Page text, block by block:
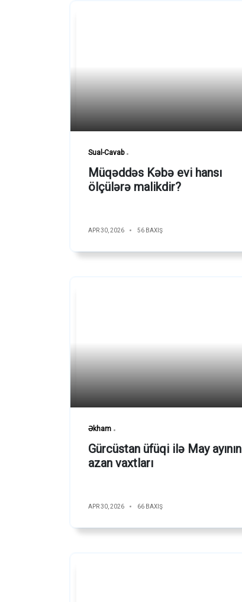
Sual-Cavab
Müqəddəs Kəbə evi hansı
ölçülərə malikdir?
APR 30, 2026 56 BAXIŞ
Əkham
Gürcüstan üfüqi ilə May ayının
azan vaxtları
APR 30, 2026 66 BAXIŞ